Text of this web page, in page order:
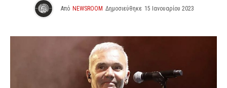
Από NEWSROOM Δημοσιεύθηκε 15 Ιανουαρίου 2023